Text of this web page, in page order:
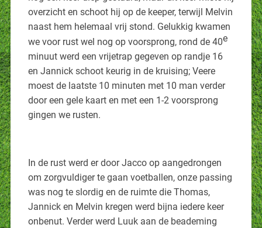
overzicht en schoot hij op de keeper, terwijl Melvin
naast hem helemaal vrij stond. Gelukkig kwamen
we voor rust wel nog op voorsprong, rond de 40e
minuut werd een vrijetrap gegeven op randje 16
en Jannick schoot keurig in de kruising; Veere
moest de laatste 10 minuten met 10 man verder
door een gele kaart en met een 1-2 voorsprong
gingen we rusten.
In de rust werd er door Jacco op aangedrongen
om zorgvuldiger te gaan voetballen, onze passing
was nog te slordig en de ruimte die Thomas,
Jannick en Melvin kregen werd bijna iedere keer
onbenut. Verder werd Luuk aan de beademing